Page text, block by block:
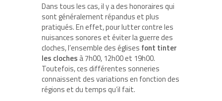
Dans tous les cas, il y a des honoraires qui
sont généralement répandus et plus
pratiqués. En effet, pour lutter contre les
nuisances sonores et éviter la guerre des
cloches, l’ensemble des églises font tinter
les cloches à 7h00, 12h00 et 19h00.
Toutefois, ces différentes sonneries
connaissent des variations en fonction des
régions et du temps qu’il fait.